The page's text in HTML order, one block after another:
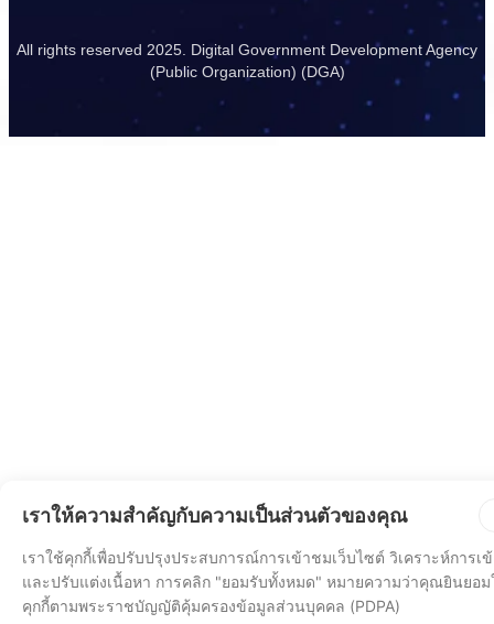
All rights reserved 2025. Digital Government Development Agency
(Public Organization) (DGA)
เราให้ความสำคัญกับความเป็นส่วนตัวของคุณ
เราใช้คุกกี้เพื่อปรับปรุงประสบการณ์การเข้าชมเว็บไซต์ วิเคราะห์การเ
และปรับแต่งเนื้อหา การคลิก "ยอมรับทั้งหมด" หมายความว่าคุณยินยอม
คุกกี้ตามพระราชบัญญัติคุ้มครองข้อมูลส่วนบุคคล (PDPA)